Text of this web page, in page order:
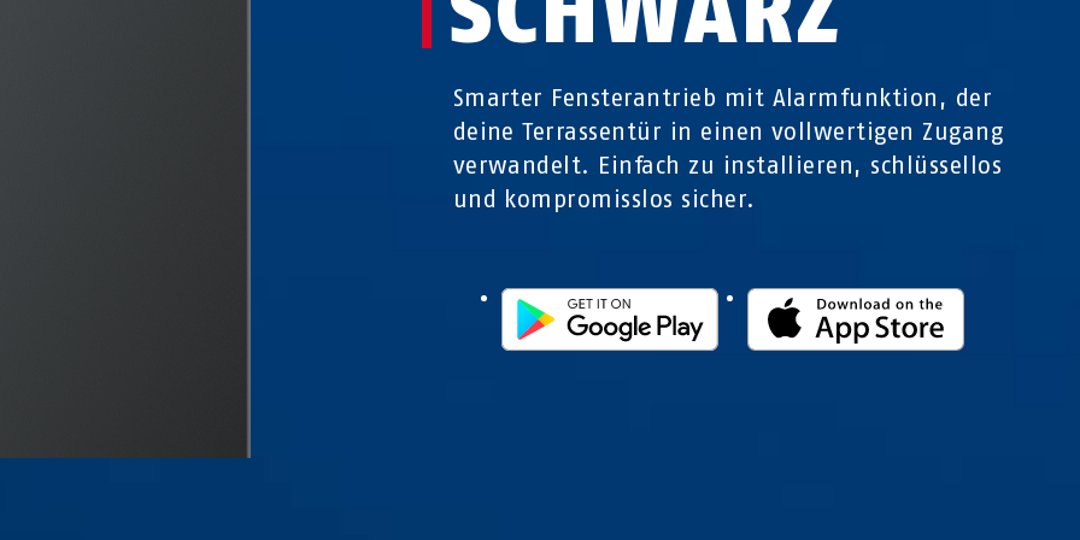
Smarter Fensterantrieb mit Alarmfunktion, der
deine Terrassentür in einen vollwertigen Zugang
verwandelt. Einfach zu installieren, schlüssellos
und kompromisslos sicher.